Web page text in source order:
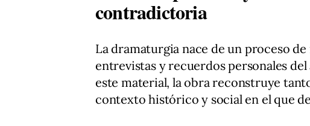
contradictoria
La dramaturgia nace de un proceso
entrevistas y recuerdos personales
este material, la obra reconstruye
contexto histórico y social en el que